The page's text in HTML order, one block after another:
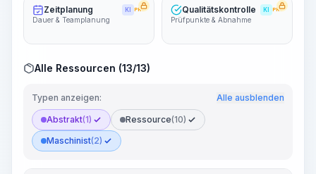
Zeitplanung KI PRO
Dauer & Teamplanung
Qualitätskontrolle KI PRO
Prüfpunkte & Abnahme
Alle Ressourcen (13/13)
Typen anzeigen: Alle ausblenden
Abstrakt(1) Ressource(10)
Maschinist(2)